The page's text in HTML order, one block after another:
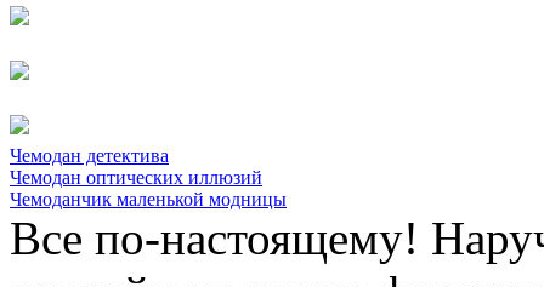
Чемодан детектива
Чемодан оптических иллюзий
Чемоданчик маленькой модницы
Все по-настоящему!